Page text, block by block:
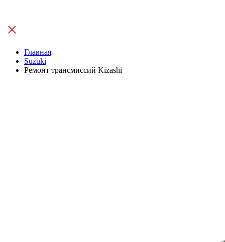
Главная
Suzuki
Ремонт трансмиссий Kizashi